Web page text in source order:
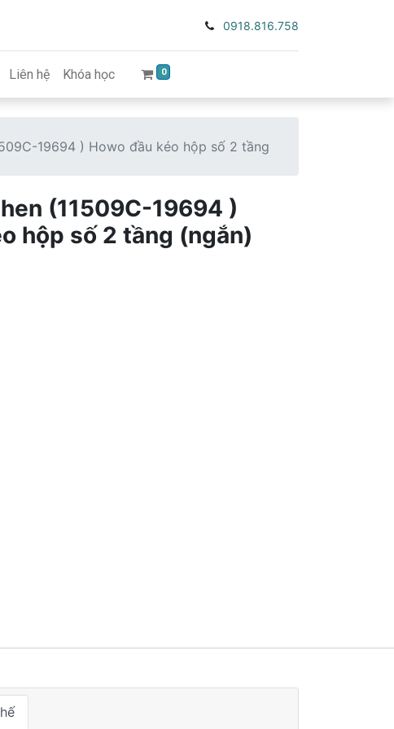
0918.816.758
Liên hệ Khóa học 0
19694 ) Howo đầu kéo hộp số 2 tầng
(11509C-19694 )
hộp số 2 tầng (ngắn)